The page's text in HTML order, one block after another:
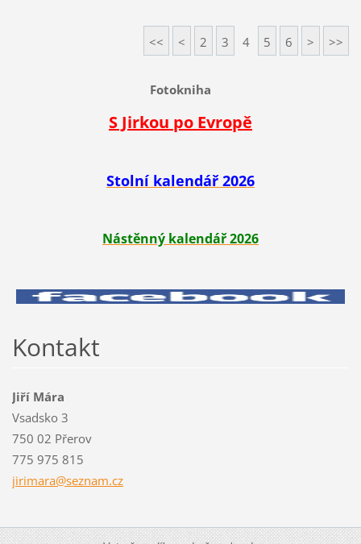
<< < 2 3 4 5 6 > >>
Fotokniha
S Jirkou po Evropě
Stolní kalendář 2026
Nástěnný kalendář 2026
Kontakt
Jiří Mára
Vsadsko 3
750 02 Přerov
775 975 815
jirimara@seznam.cz